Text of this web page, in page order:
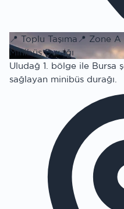
📍 Toplu Taşıma 📍 Zone A
Minibüs Durağı
Uludağ 1. bölge ile Bursa
sağlayan minibüs durağı.